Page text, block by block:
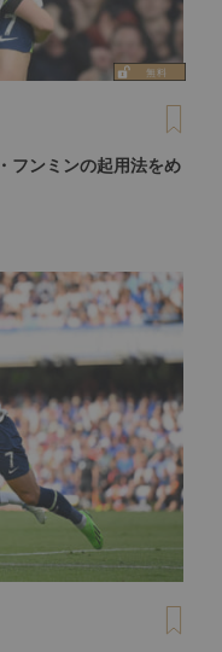
フンミンの起用法をめ